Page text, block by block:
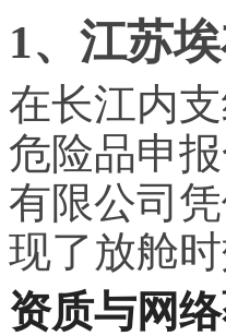
1、江苏
在长江内
危险品申
有限公司
现了放舱
资质与网